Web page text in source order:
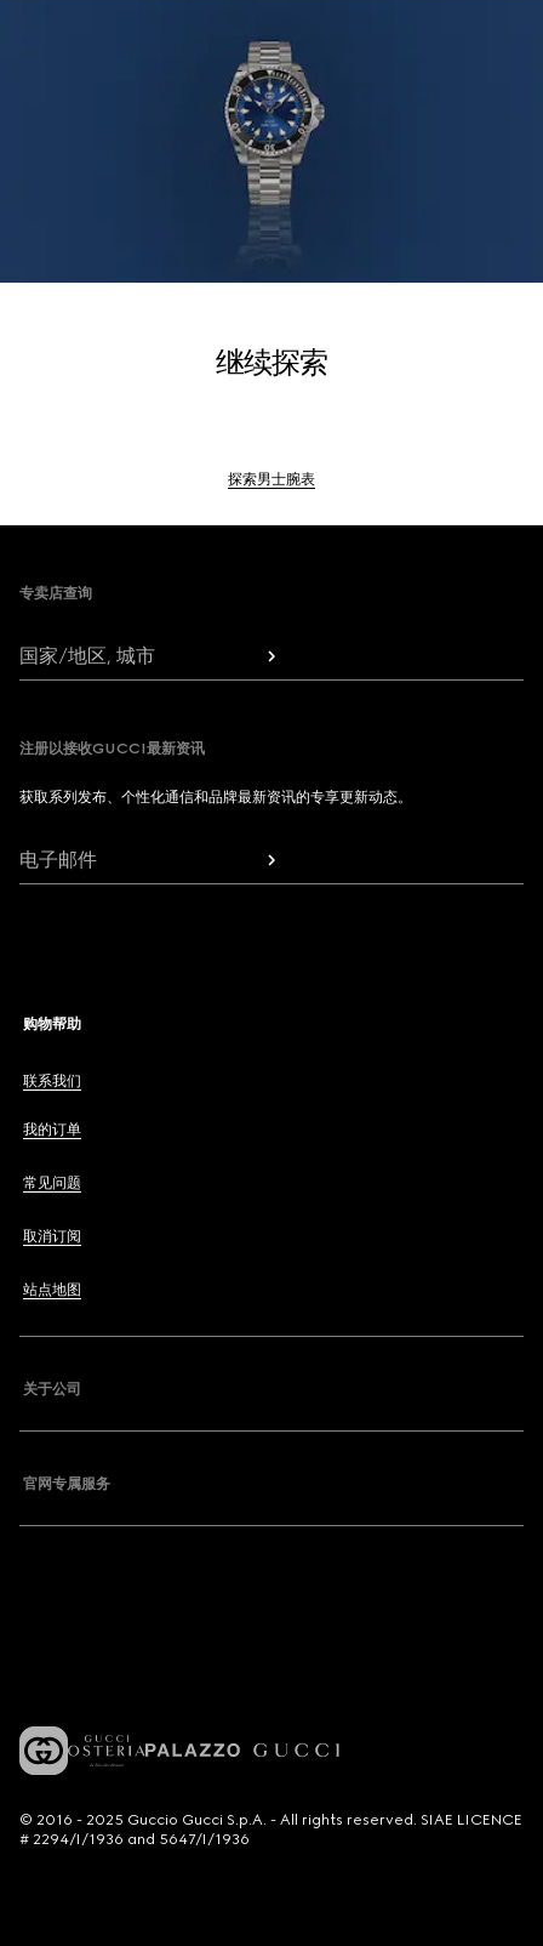
继续探索
探索男士腕表
Footer
专卖店查询
国家/地区, 城市
注册以接收GUCCI最新资讯
获取系列发布、个性化通信和品牌最新资讯的专享更新动态。
电子邮件
购物帮助
联系我们
我的订单
常见问题
取消订阅
站点地图
关于公司
官网专属服务
© 2016 - 2025 Guccio Gucci S.p.A. - All rights reserved. SIAE LICENCE
# 2294/I/1936 and 5647/I/1936